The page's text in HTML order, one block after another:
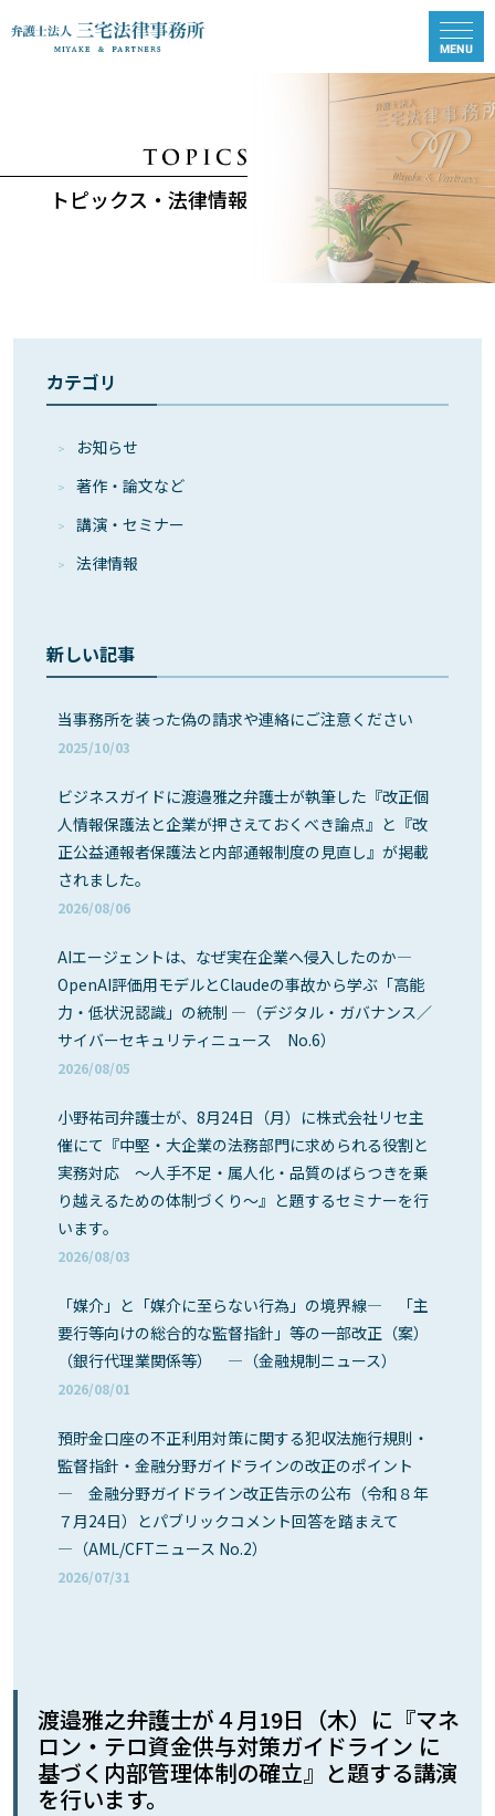
トピックス・法律情報
カテゴリ
お知らせ
著作・論⽂など
講演・セミナー
法律情報
新しい記事
当事務所を装った偽の請求や連絡にご注意ください
2025/10/03
ビジネスガイドに渡邉雅之弁護士が執筆した『改正個
人情報保護法と企業が押さえておくべき論点』と『改
正公益通報者保護法と内部通報制度の見直し』が掲載
されました。
2026/08/06
AIエージェントは、なぜ実在企業へ侵入したのか―
OpenAI評価用モデルとClaudeの事故から学ぶ「高能
力・低状況認識」の統制 ―（デジタル・ガバナンス／
サイバーセキュリティニュース No.6）
2026/08/05
小野祐司弁護士が、8月24日（月）に株式会社リセ主
催にて『中堅・大企業の法務部門に求められる役割と
実務対応 ～人手不足・属人化・品質のばらつきを乗
り越えるための体制づくり～』と題するセミナーを行
います。
2026/08/03
「媒介」と「媒介に至らない行為」の境界線― 「主
要行等向けの総合的な監督指針」等の一部改正（案）
（銀行代理業関係等） ―（金融規制ニュース）
2026/08/01
預貯金口座の不正利用対策に関する犯収法施行規則・
監督指針・金融分野ガイドラインの改正のポイント
― 金融分野ガイドライン改正告示の公布（令和８年
７月24日）とパブリックコメント回答を踏まえて
―（AML/CFTニュース No.2）
2026/07/31
渡邉雅之弁護士が４月19日（木）に『マネ
ロン・テロ資金供与対策ガイドライン に
基づく内部管理体制の確立』と題する講演
を行います。